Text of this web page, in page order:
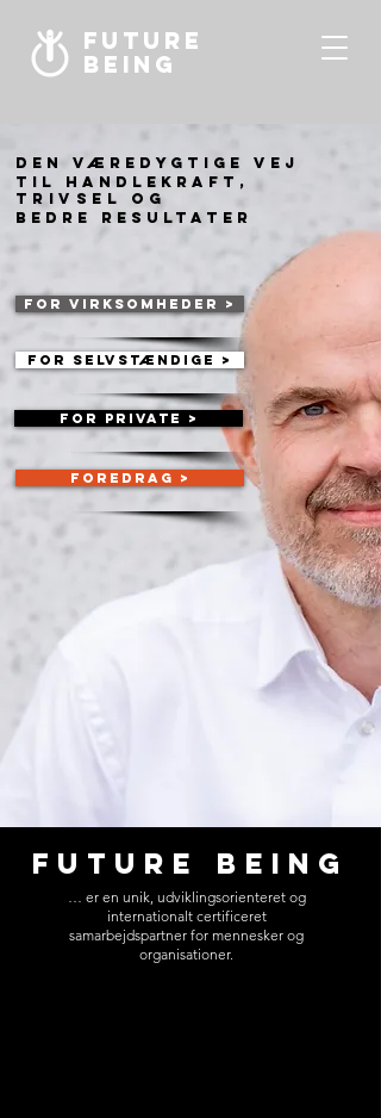
Future
being
DEN VÆREDYGTIGE VEJ
TIL handlekraft,
trivsel
OG
BEDRE RESULTATER
For virksomheder >
For selvstændige >
For private >
Foredrag >
FUTURE BEING
… er en unik, udviklingsorienteret og
internationalt certificeret
samarbejdspartner for mennesker og
organisationer.